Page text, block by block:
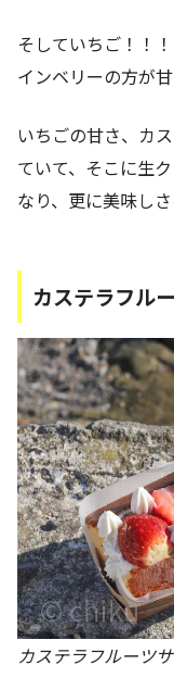
そしていちご！！
インベリーの方が
いちごの甘さ、カ
ていて、そこに生
なり、更に美味し
カステラフル
カステラフルーツ